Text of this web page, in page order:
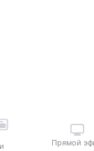
Прямой